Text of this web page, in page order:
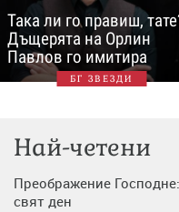
Така ли го правиш,
Дъщерята на Орлин
Павлов го имитира
БГ ЗВЕЗДИ
Най-четени
Преображение
свят ден